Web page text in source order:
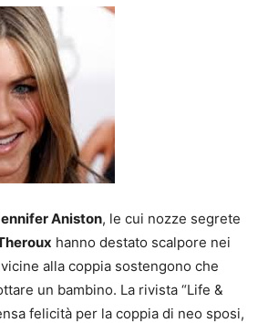
Aniston, le cui nozze segrete
hanno destato scalpore nei
alla coppia sostengono che
un bambino. La rivista “Life &
felicità per la coppia di neo sposi,